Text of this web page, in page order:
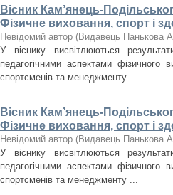
Вісник Кам’янець-
Фізичне виховання, спорт і
Невідомий автор (Видавець Панькова
У віснику висвітлюються
педагогічними аспектами фізичного
спортсменів та менеджменту ...
Вісник Кам’янець-
Фізичне виховання, спорт і
Невідомий автор (Видавець Панькова
У віснику висвітлюються
педагогічними аспектами фізичного
спортсменів та менеджменту ...